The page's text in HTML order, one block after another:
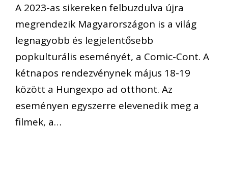
A 2023-as sikereken felbuzdulva újra
megrendezik Magyarországon is a világ
legnagyobb és legjelentősebb
popkulturális eseményét, a Comic-Cont. A
kétnapos rendezvénynek május 18-19
között a Hungexpo ad otthont. Az
eseményen egyszerre elevenedik meg a
filmek, a…